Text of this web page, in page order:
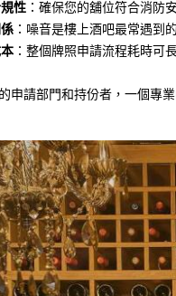
性 ：確保您的舖位符合消防
：噪音是樓上酒吧最常遇到
：整個牌照申請流程耗時可
申請部門和持份者，一個專